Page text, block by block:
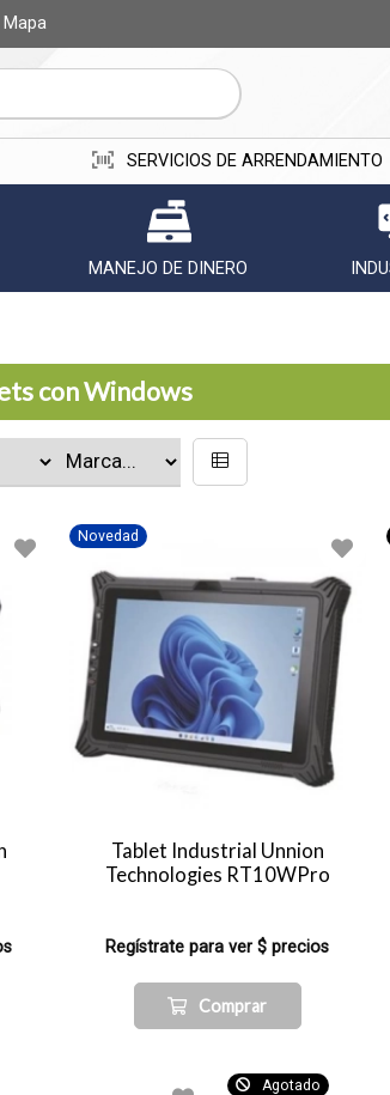
Mapa
SERVICIOS DE ARRENDAMIENTO
MANEJO DE DINERO
con Windows
Novedad
Tablet Industrial Unnion
Technologies RT10WPro
Regístrate para ver $ precios
Comprar
Agotado